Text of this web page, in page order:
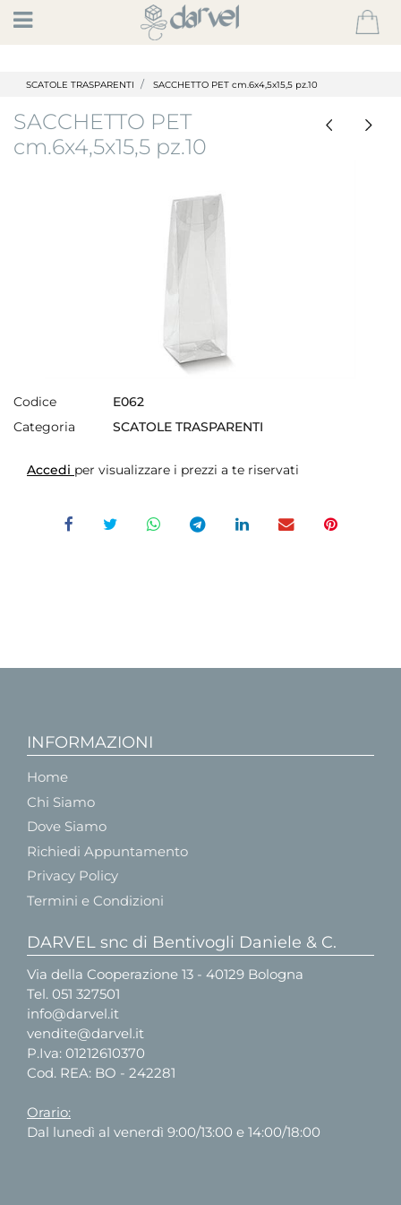
Open
SCATOLE TRASPARENTI SACCHETTO PET cm.6x4,5x15,5 pz.10
SACCHETTO PET
cm.6x4,5x15,5 pz.10
Codice
E062
Categoria
SCATOLE TRASPARENTI
Accedi per visualizzare i prezzi a te riservati
INFORMAZIONI
Home
Chi Siamo
Dove Siamo
Richiedi Appuntamento
Privacy Policy
Termini e Condizioni
DARVEL snc di Bentivogli Daniele & C.
Via della Cooperazione 13 - 40129 Bologna
Tel. 051 327501
info@darvel.it
vendite@darvel.it
P.Iva: 01212610370
Cod. REA: BO - 242281
Orario:
Dal lunedì al venerdì 9:00/13:00 e 14:00/18:00